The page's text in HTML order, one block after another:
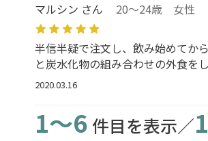
マルシン さん 20～24歳 女性
半信半疑で注文し、飲み始めてか
と炭水化物の組み合わせの外食を
2020.03.16
1～6 件目を表示／